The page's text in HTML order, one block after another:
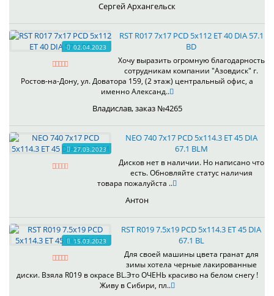
Сергей Архангельск
02.04.2023
RST R017 7x17 PCD 5x112 ET 40 DIA 57.1
BD
Хочу выразить огромную благодарность
сотрудникам компании "Азовдиск" г.
Ростов-на-Дону, ул. Доватора 159, (2 этаж) центральный офис, а
именно Александ..
Владислав, заказ №4265
27.03.2023
NEO 740 7x17 PCD 5x114.3 ET 45 DIA
67.1 BLM
Дисков нет в наличии. Но написано что
есть. Обновляйте статус наличия
товара пожалуйста ..
Антон
15.03.2023
RST R019 7.5x19 PCD 5x114.3 ET 45 DIA
67.1 BL
Для своей машины цвета гранат для
зимы хотела черные лакированные
диски. Взяла R019 в окрасе BL.Это ОЧЕНЬ красиво на белом снегу !
Живу в Сибири, пл..